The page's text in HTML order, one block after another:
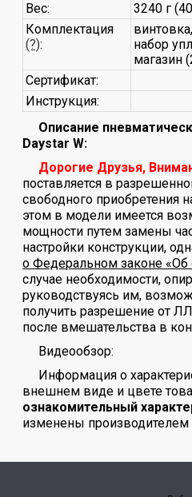
Вес:
3240 г
Комплектация
(?):
набор
магазин
Сертификат:
Инструкция:
Описание
Daystar W:
Дорогие Друзья,
поставляется в
свободного приобретения
этом в модели имеется
мощности путем замены
настройки конструкции,
о Федеральном законе
случае необходимости,
руководствуясь им,
получить разрешение от
после вмешательства в
Видеообзор:
Информация о
внешнем виде и цвете
ознакомительный
изменены производителем